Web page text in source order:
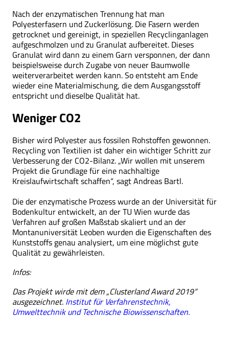
Nach der enzymatischen Trennung hat man
Polyesterfasern und Zuckerlösung. Die Fasern werden
getrocknet und gereinigt, in speziellen Recyclinganlagen
aufgeschmolzen und zu Granulat aufbereitet. Dieses
Granulat wird dann zu einem Garn versponnen, der dann
beispielsweise durch Zugabe von neuer Baumwolle
weiterverarbeitet werden kann. So entsteht am Ende
wieder eine Materialmischung, die dem Ausgangsstoff
entspricht und dieselbe Qualität hat.
Weniger CO2
Bisher wird Polyester aus fossilen Rohstoffen gewonnen.
Recycling von Textilien ist daher ein wichtiger Schritt zur
Verbesserung der CO2-Bilanz. „Wir wollen mit unserem
Projekt die Grundlage für eine nachhaltige
Kreislaufwirtschaft schaffen“, sagt Andreas Bartl.
Die der enzymatische Prozess wurde an der Universität für
Bodenkultur entwickelt, an der TU Wien wurde das
Verfahren auf großen Maßstab skaliert und an der
Montanuniversität Leoben wurden die Eigenschaften des
Kunststoffs genau analysiert, um eine möglichst gute
Qualität zu gewährleisten.
Infos:
Das Projekt wirde mit dem „Clusterland Award 2019“
ausgezeichnet. Institut für Verfahrenstechnik,
Umwelttechnik und Technische Biowissenschaften.